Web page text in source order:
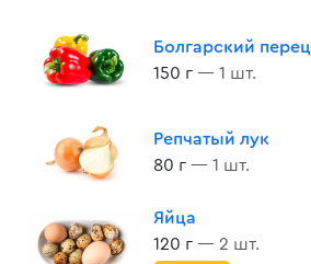
Болгарский перец
150 г — 1 шт.
Репчатый лук
80 г — 1 шт.
Яйца
120 г — 2 шт.